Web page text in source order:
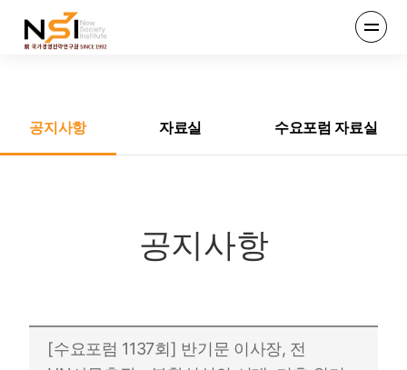
엔에스아이
공지사항 자료실 수요포럼 자료실
공지사항
[수요포럼 1137회] 반기문 이사장, 전